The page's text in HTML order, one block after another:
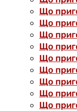
Що
Що
Що
Що
Що
Що
Що
Що
Що